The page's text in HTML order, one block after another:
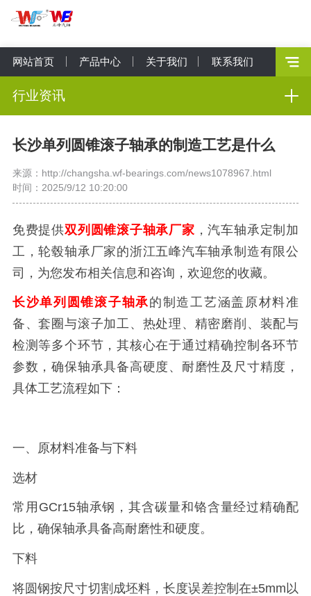
网站首页 产品中心 关于我们 联系我们
行业资讯
长沙单列圆锥滚子轴承的制造工艺是什么
来源：http://changsha.wf-bearings.com/news1078967.html
时间：2025/9/12 10:20:00
免费提供双列圆锥滚子轴承厂家 ，汽车轴承定制加
工，轮毂轴承厂家的浙江五峰汽车轴承制造有限公
司，为您发布相关信息和咨询，欢迎您的收藏。
长沙单列圆锥滚子轴承的制造工艺涵盖原材料准
备、套圈与滚子加工、热处理、精密磨削、装配与
检测等多个环节，其核心在于通过精确控制各环节
参数，确保轴承具备高硬度、耐磨性及尺寸精度，
具体工艺流程如下：
一、原材料准备与下料
选材
常用GCr15轴承钢，其含碳量和铬含量经过精确配
比，确保轴承具备高耐磨性和硬度。
下料
将圆钢按尺寸切割成坯料，长度误差控制在±5mm以